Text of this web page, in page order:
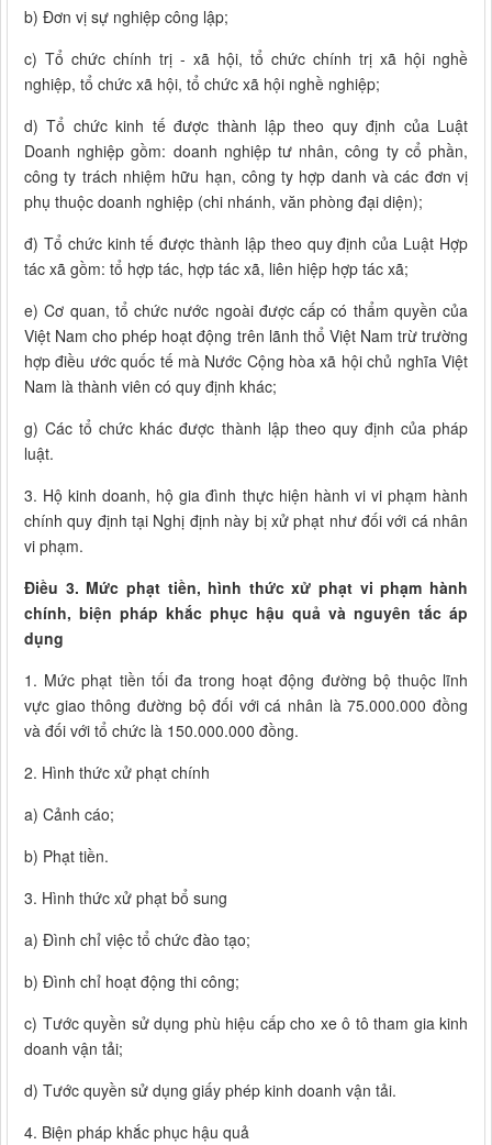
b) Đơn vị sự nghiệp công lập;
c) Tổ chức chính trị - xã hội, tổ chức chính trị xã hội nghề
nghiệp, tổ chức xã hội, tổ chức xã hội nghề nghiệp;
d) Tổ chức kinh tế được thành lập theo quy định của Luật
Doanh nghiệp gồm: doanh nghiệp tư nhân, công ty cổ phần,
công ty trách nhiệm hữu hạn, công ty hợp danh và các đơn vị
phụ thuộc doanh nghiệp (chi nhánh, văn phòng đại diện);
đ) Tổ chức kinh tế được thành lập theo quy định của Luật Hợp
tác xã gồm: tổ hợp tác, hợp tác xã, liên hiệp hợp tác xã;
e) Cơ quan, tổ chức nước ngoài được cấp có thẩm quyền của
Việt Nam cho phép hoạt động trên lãnh thổ Việt Nam trừ trường
hợp điều ước quốc tế mà Nước Cộng hòa xã hội chủ nghĩa Việt
Nam là thành viên có quy định khác;
g) Các tổ chức khác được thành lập theo quy định của pháp
luật.
3. Hộ kinh doanh, hộ gia đình thực hiện hành vi vi phạm hành
chính quy định tại Nghị định này bị xử phạt như đối với cá nhân
vi phạm.
Điều 3. Mức phạt tiền, hình thức xử phạt vi phạm hành
chính, biện pháp khắc phục hậu quả và nguyên tắc áp
dụng
1. Mức phạt tiền tối đa trong hoạt động đường bộ thuộc lĩnh
vực giao thông đường bộ đối với cá nhân là 75.000.000 đồng
và đối với tổ chức là 150.000.000 đồng.
2. Hình thức xử phạt chính
a) Cảnh cáo;
b) Phạt tiền.
3. Hình thức xử phạt bổ sung
a) Đình chỉ việc tổ chức đào tạo;
b) Đình chỉ hoạt động thi công;
c) Tước quyền sử dụng phù hiệu cấp cho xe ô tô tham gia kinh
doanh vận tải;
d) Tước quyền sử dụng giấy phép kinh doanh vận tải.
4. Biện pháp khắc phục hậu quả